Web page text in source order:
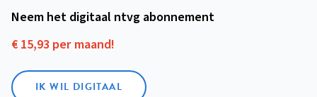
Neem het digitaal ntvg abonnement
€ 15,93 per maand!
IK WIL DIGITAAL